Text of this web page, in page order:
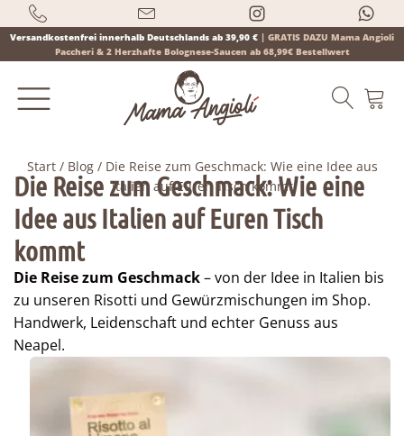
Versandkostenfrei innerhalb Deutschlands ab 39,90 € | GRATIS DAZU Mama Angioli
Paccheri & 2 Herzhafte Bolognese-Saucen ab 68,99€ Bestellwert
Products
search
Start/ Blog/ Die Reise zum Geschmack: Wie eine Idee aus
Italien auf Euren Tisch kommt
Die Reise zum Geschmack: Wie eine
Idee aus Italien auf Euren Tisch
kommt
Die Reise zum Geschmack– von der Idee in Italien bis
zu unseren Risotti und Gewürzmischungen im Shop.
Handwerk, Leidenschaft und echter Genuss aus
Neapel.